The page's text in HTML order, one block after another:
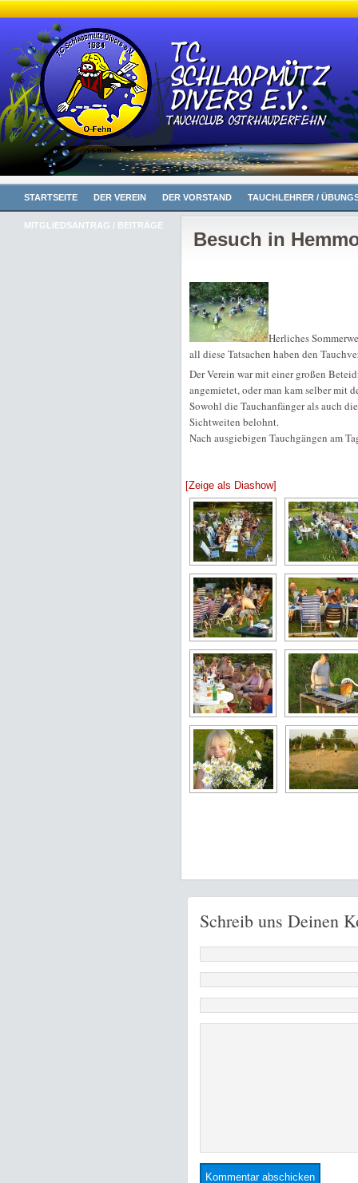
STARTSEITE DER VEREIN DER VORSTAND TAUCHLEHRER /
MITGLIEDSANTRAG / BEITRÄGE
Besuch in
Herliches
all diese Tatsachen haben den
Der Verein war mit einer großen
angemietet, oder man kam selber mit
Sowohl die Tauchanfänger als auch
Sichtweiten belohnt.
Nach ausgiebigen Tauchgängen am
[Zeige als Diashow]
Schreib uns Deinen